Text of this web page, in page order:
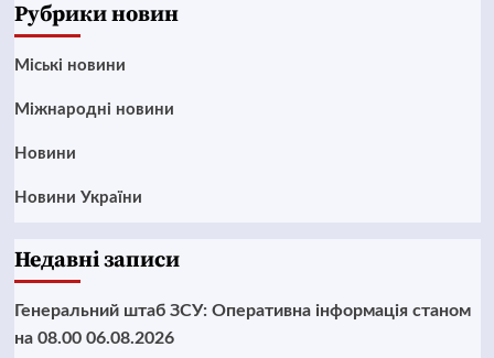
Рубрики новин
Mіські новини
Міжнародні новини
Новини
Новини України
Недавні записи
Генеральний штаб ЗСУ: Оперативна інформація станом
на 08.00 06.08.2026